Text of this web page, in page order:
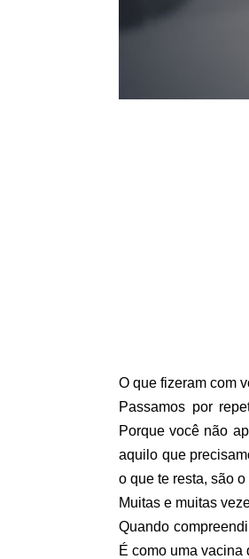
O que fizeram com
Passamos por
Porque você não
aquilo que
o que te resta, são
Muitas e muitas
Quando
É como uma vacina